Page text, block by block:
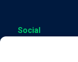
Social